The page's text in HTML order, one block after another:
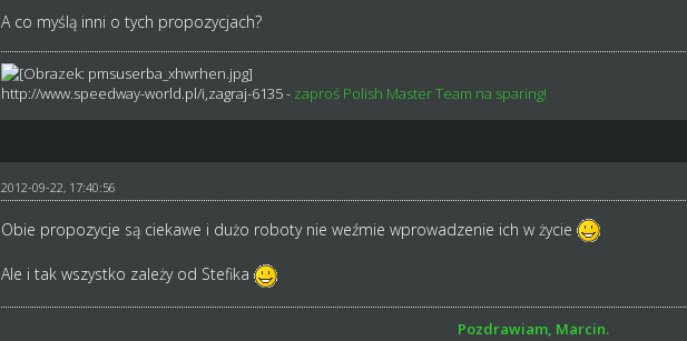
A co myślą inni o tych propozycjach?
http://www.speedway-world.pl/i,zagraj-6135- zaproś Polish Master Team na sparing!
2012-09-22, 17:40:56
Obie propozycje są ciekawe i dużo roboty nie weźmie wprowadzenie ich w życie
Ale i tak wszystko zależy od Stefika
Pozdrawiam, Marcin.